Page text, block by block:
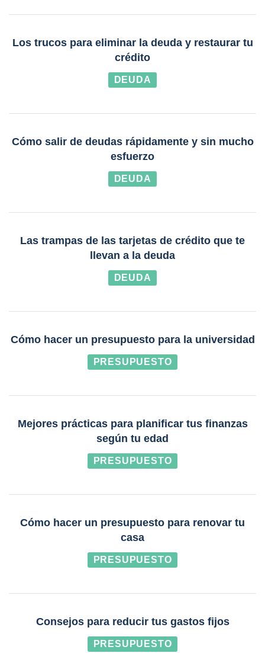
Los trucos para eliminar la deuda y restaurar tu
crédito
DEUDA
Cómo salir de deudas rápidamente y sin mucho
esfuerzo
DEUDA
Las trampas de las tarjetas de crédito que te
llevan a la deuda
DEUDA
Cómo hacer un presupuesto para la universidad
PRESUPUESTO
Mejores prácticas para planificar tus finanzas
según tu edad
PRESUPUESTO
Cómo hacer un presupuesto para renovar tu
casa
PRESUPUESTO
Consejos para reducir tus gastos fijos
PRESUPUESTO